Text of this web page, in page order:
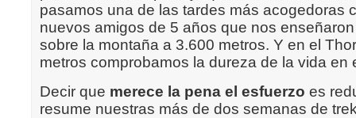
pasamos una de las tardes más acogedoras
nuevos amigos de 5 años que nos
sobre la montaña a 3.600 metros. Y en el
metros comprobamos la dureza de la vida en
Decir que merece la pena el esfuerzo es
resume nuestras más de dos semanas de